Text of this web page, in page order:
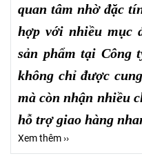
quan tâm nhờ đặc
hợp với nhiều mục
sản phẩm tại Công
không chỉ được
mà còn nhận nhiều
hỗ trợ giao hàng
Xem thêm ››